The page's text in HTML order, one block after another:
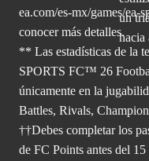
ea.com/es-mx/games/ea-
conocer más detalles.
** Las estadísticas de la
SPORTS FC™ 26
únicamente en la
Battles, Rivals,
††Debes completar los
de FC Points antes del